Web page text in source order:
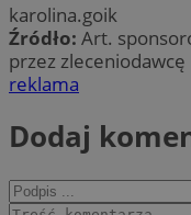
karolina.goik
Źródło: Art.
przez zleceniodawcę
reklama
Dodaj